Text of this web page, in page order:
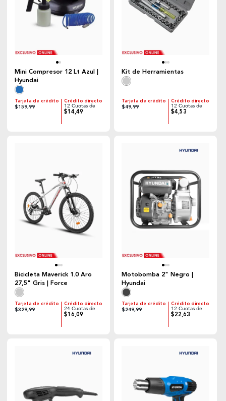
Mini Compresor 12 Lt Azul |
Hyundai
Tarjeta de crédito
$159,99
Crédito directo
12 Cuotas de
$14,49
Kit de Herramientas
Tarjeta de crédito
$49,99
Crédito directo
12 Cuotas de
$4,53
Bicicleta Maverick 1.0 Aro
27,5" Gris | Force
Tarjeta de crédito
$329,99
Crédito directo
24 Cuotas de
$16,09
Motobomba 2" Negro |
Hyundai
Tarjeta de crédito
$249,99
Crédito directo
12 Cuotas de
$22,63